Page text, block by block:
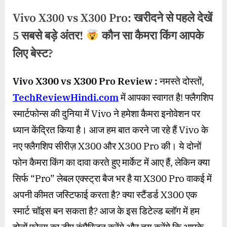
Vivo X300 vs X300 Pro: खरीदने से पहले देखें
5 सबसे बड़े अंतर!
कौन सा कैमरा किंग आपके
लिए बेस्ट?
on
Vivo
X300
vs
X300
Pro:
खरीदने
पहले
देखें
5
बड़े
अंतर!
Vivo X300 vs X300 Pro Review :नमस्ते दोस्तों,
TechReviewHindi.comमें आपका स्वागत है! फ्लैगशिप
स्मार्टफोन्स की दुनिया में Vivo ने हमेशा कैमरा इनोवेशन पर
ध्यान केंद्रित किया है। आज हम बात करने जा रहे हैं Vivo के
नए फ्लैगशिप सीरीज़ X300 और X300 Pro की। ये दोनों
फोन कैमरा किंग का दावा करते हुए मार्केट में आए हैं, लेकिन क्या
सिर्फ “Pro” लेबल एक्स्ट्रा बैज भर है या X300 Pro वाकई में
अपनी कीमत जस्टिफाई करता है? क्या स्टैंडर्ड X300 एक
स्मार्ट चॉइस बन सकता है? आज के इस डिटेल्ड ब्लॉग में हम